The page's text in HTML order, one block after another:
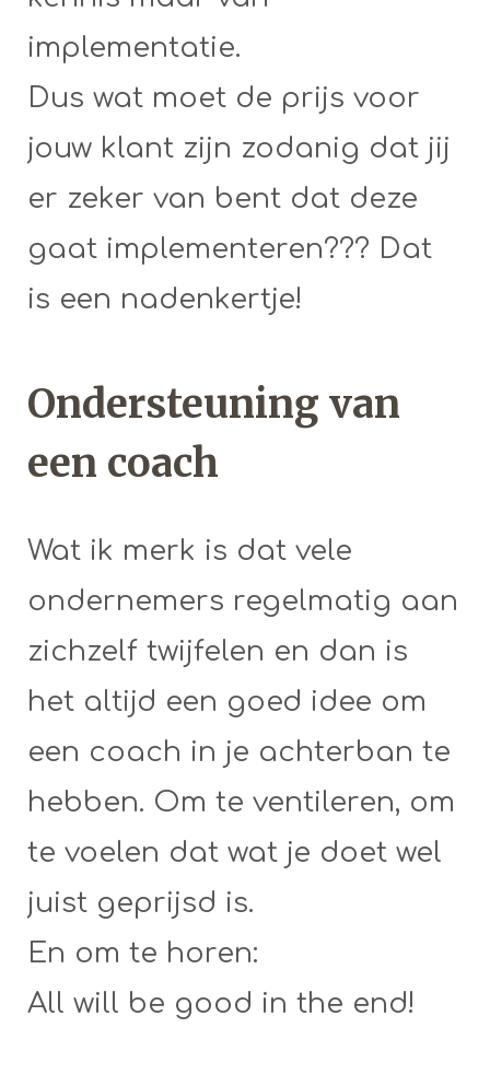
implementatie.
Dus wat moet de prijs voor
jouw klant zijn zodanig dat jij
er zeker van bent dat deze
gaat implementeren??? Dat
is een nadenkertje!
Ondersteuning van
een coach
Wat ik merk is dat vele
ondernemers regelmatig aan
zichzelf twijfelen en dan is
het altijd een goed idee om
een coach in je achterban te
hebben. Om te ventileren, om
te voelen dat wat je doet wel
juist geprijsd is.
En om te horen:
All will be good in the end!